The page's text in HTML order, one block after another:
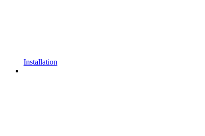
Installation